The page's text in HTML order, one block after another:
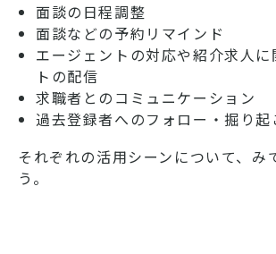
面談の日程調整
面談などの予約リマインド
エージェントの対応や紹介求人に
トの配信
求職者とのコミュニケーション
過去登録者へのフォロー・掘り起
それぞれの活用シーンについて、み
う。